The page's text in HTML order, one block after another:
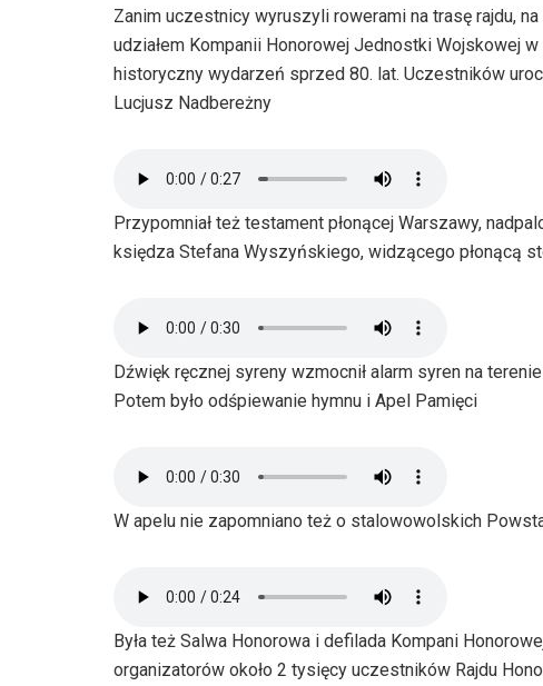
Zanim uczestnicy wyruszyli rowerami na trasę rajdu,
udziałem Kompanii Honorowej Jednostki Wojskowej
historyczny wydarzeń sprzed 80. lat. Uczestników
Lucjusz Nadbereżny
Przypomniał też testament płonącej Warszawy,
księdza Stefana Wyszyńskiego, widzącego płonącą
Dźwięk ręcznej syreny wzmocnił alarm syren na
Potem było odśpiewanie hymnu i Apel Pamięci
W apelu nie zapomniano też o stalowowolskich
Była też Salwa Honorowa i defilada Kompani
organizatorów około 2 tysięcy uczestników Rajdu